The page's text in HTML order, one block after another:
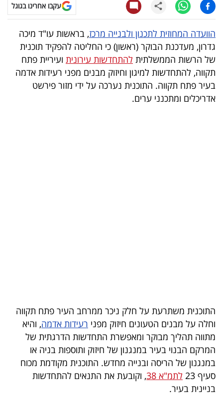
עסקי
ספורט
קריירה
ולימודים
מינויים
פודקאסט
40
UNDER
40
עקבו אחרינו בגוגל
הוועדה המחוזית לתכנון ולבנייה מרכז, בראשות עו"ד מיכה
גדרון, מעדכנת הבוקר (ראשון) כי החליטה להפקיד תוכנית
של הרשות הממשלתית להתחדשות עירונית ועיריית פתח
תקווה, להתחדשות למיגון וחיזוק מבנים מפני רעידות אדמה
בעיר פתח תקווה. התוכנית נערכה על ידי מזור פירשט
אדריכלים ומתכנני ערים.
התוכנית משתרעת על חלק ניכר ממרחב העיר פתח תקווה
וחלה על מבנים הטעונים חיזוק מפני רעידות אדמה, והיא
מתווה תהליך מבוקר ומאפשרת התחדשות הדרגתית של
המרקם הבנוי בעיר במנגנון של חיזוק ותוספות בניה או
במנגנון של הריסה ובנייה מחדש. התוכנית מקודמת מכוח
סעיף 23
לתמ"א 38
, וקובעת את התנאים להתחדשות
בניינית בעיר.